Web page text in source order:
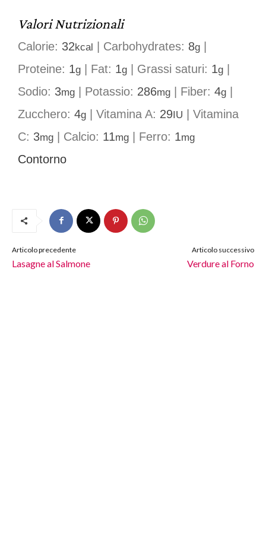
Valori Nutrizionali
Calorie: 32kcal | Carbohydrates: 8g |
Proteine: 1g | Fat: 1g | Grassi saturi: 1g |
Sodio: 3mg | Potassio: 286mg | Fiber: 4g |
Zucchero: 4g | Vitamina A: 29IU | Vitamina
C: 3mg | Calcio: 11mg | Ferro: 1mg
Contorno
Articolo precedente
Lasagne al Salmone
Articolo successivo
Verdure al Forno